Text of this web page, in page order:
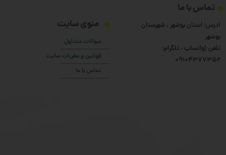
منوی سایت
سوالات متداول
قوانین و مقررات سایت
تماس با ما
تماس با ما
آدرس: استان بوشهر ، شهرستان
بوشهر
تلفن (واتساپ ، تلگرام:
۰9104377352